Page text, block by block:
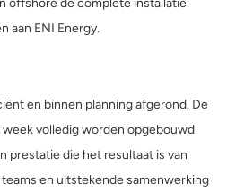
aan ENI Energy.
en binnen planning afgerond. De
volledig worden opgebouwd
prestatie die het resultaat is van
en uitstekende samenwerking